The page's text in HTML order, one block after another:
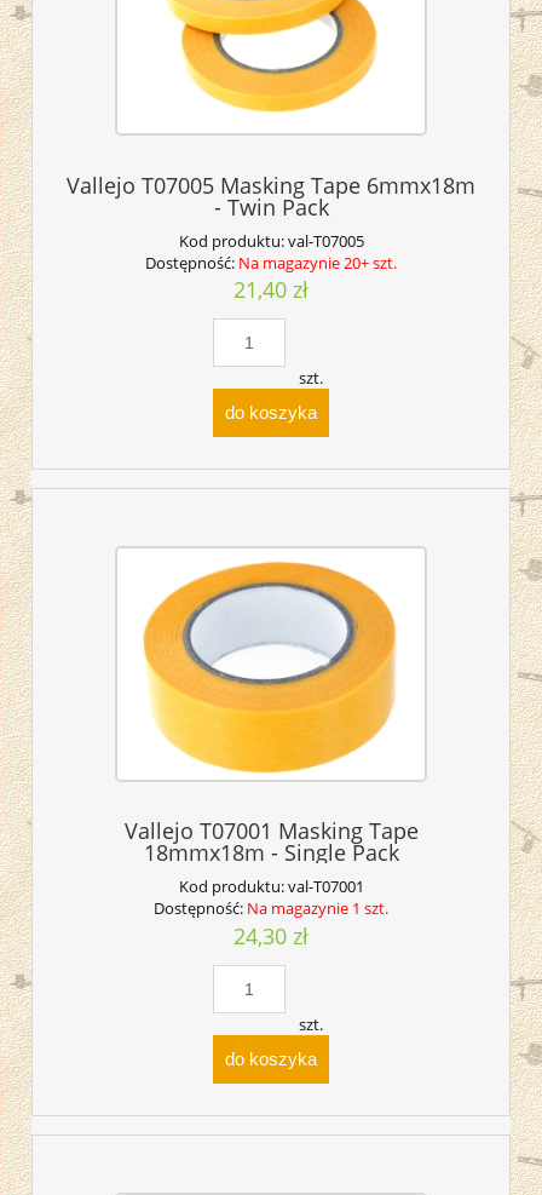
Vallejo T07005 Masking Tape 6mmx18m
- Twin Pack
Kod produktu:val-T07005
Dostępność: Na magazynie 20+ szt.
21,40 zł
szt.
do koszyka
Vallejo T07001 Masking Tape
18mmx18m - Single Pack
Kod produktu:val-T07001
Dostępność: Na magazynie 1 szt.
24,30 zł
szt.
do koszyka